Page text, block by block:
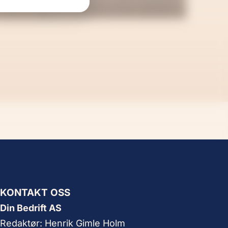
KONTAKT OSS
Din Bedrift AS
Redaktør: Henrik Gimle Holm